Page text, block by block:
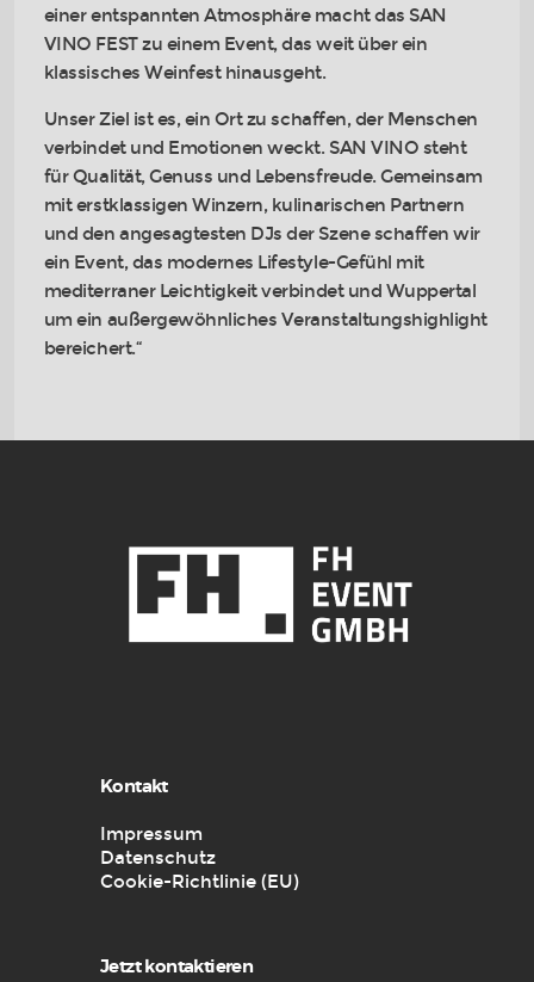
einer entspannten Atmosphäre macht das SAN
VINO FEST zu einem Event, das weit über ein
klassisches Weinfest hinausgeht.
Unser Ziel ist es, ein Ort zu schaffen, der Menschen
verbindet und Emotionen weckt. SAN VINO steht
für Qualität, Genuss und Lebensfreude. Gemeinsam
mit erstklassigen Winzern, kulinarischen Partnern
und den angesagtesten DJs der Szene schaffen wir
ein Event, das modernes Lifestyle-Gefühl mit
mediterraner Leichtigkeit verbindet und Wuppertal
um ein außergewöhnliches Veranstaltungshighlight
bereichert.“
Kontakt
Impressum
Datenschutz
Cookie-Richtlinie (EU)
Jetzt kontaktieren